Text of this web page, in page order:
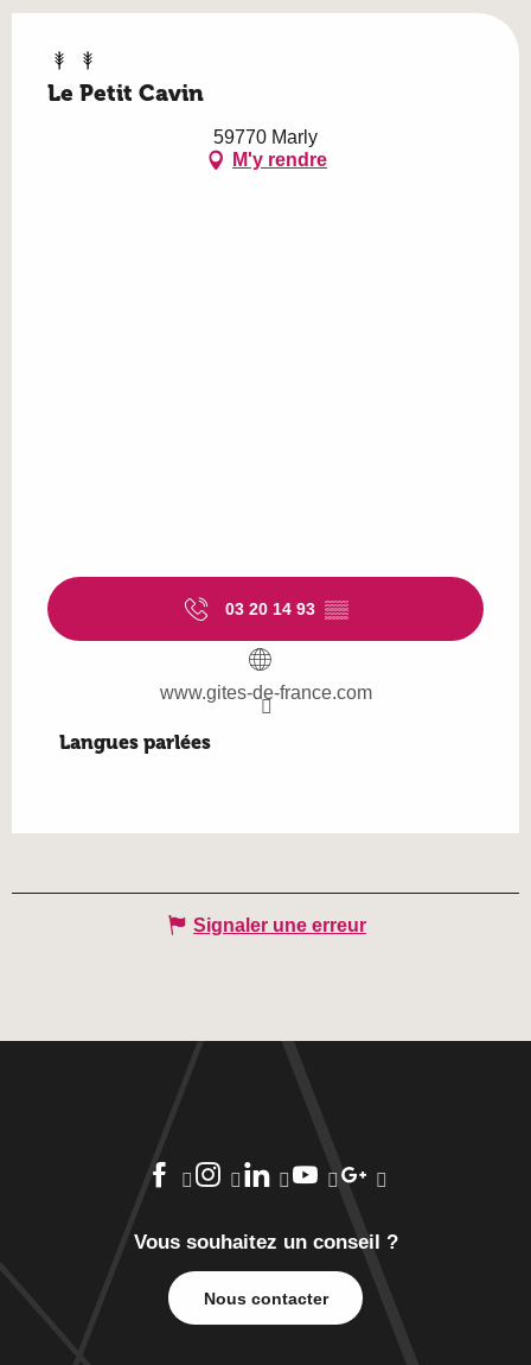
Le Petit Cavin
59770 Marly
M'y rendre
03 20 14 93 ▒▒
www.gites-de-france.com
Langues parlées
Langues parlées
Signaler une erreur
Vous souhaitez un conseil ?
Nous contacter